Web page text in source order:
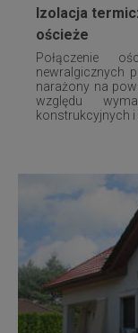
Izolacja
ościeże
Połączenie
newralgicznych
narażony na
względu
konstrukcyjnych i